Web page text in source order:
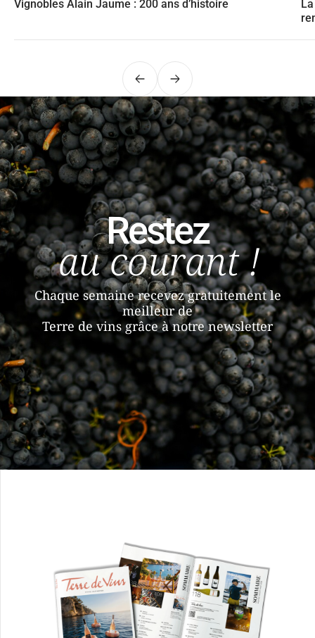
Vignobles Alain Jaume : 200 ans d’histoire
PrécédentSuivant
Restez
au courant !
Chaque semaine recevez gratuitement le
meilleur de
Terre de vins grâce à notre newsletter